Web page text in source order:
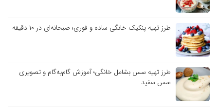
طرز تهیه پنکیک خانگی ساده و فوری؛ صبحانه‌ای در ۱۰ دقیقه
طرز تهیه سس بشامل خانگی؛ آموزش گام‌به‌گام و تصویری
سس سفید